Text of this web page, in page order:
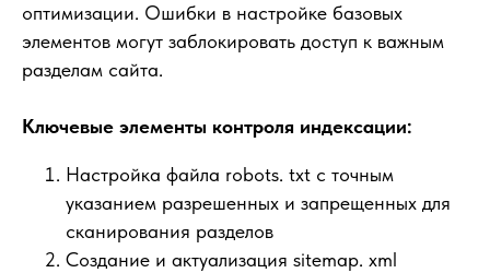
оптимизации. Ошибки в настройке базовых
элементов могут заблокировать доступ к важным
разделам сайта.
Ключевые элементы контроля индексации:
Настройка файла robots. txt с точным
указанием разрешенных и запрещенных для
сканирования разделов
Создание и актуализация sitemap. xml